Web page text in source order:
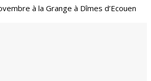
à la Grange à Dîmes d’Ecouen